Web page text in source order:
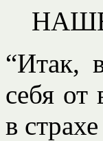
“Итак,
себя от
в